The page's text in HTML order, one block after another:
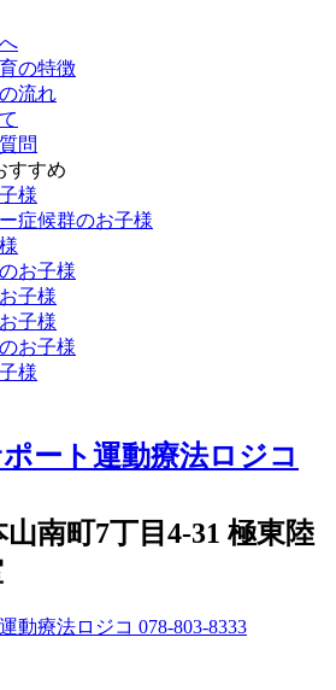
の特徴
流れ
問
すすめ
様
症候群のお子様
お子様
子様
子様
お子様
様
南町7丁目4-31 極東陸